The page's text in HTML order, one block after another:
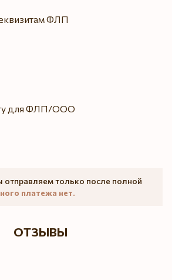
ФЛП
для ФЛП/ООО
отправляем только после полной
платежа нет.
ОТЗЫВЫ